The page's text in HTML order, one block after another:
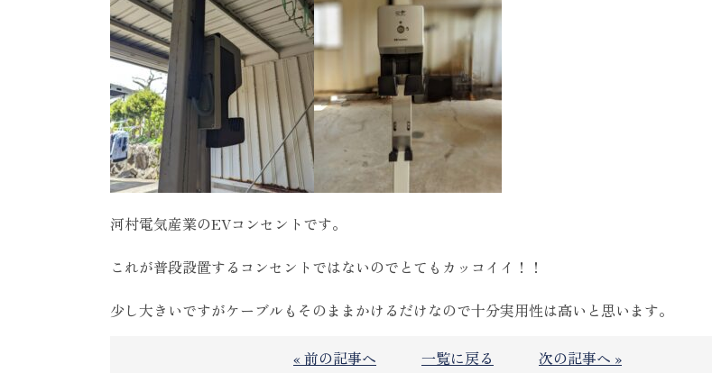
河村電気産業のEVコンセントです。
これが普段設置するコンセントではないのでとてもカッコイイ！！
少し大きいですがケーブルもそのままかけるだけなので十分実用性は高いと思います。
« 前の記事へ 一覧に戻る 次の記事へ »